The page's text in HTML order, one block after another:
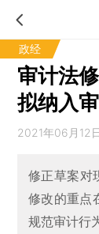
政经
审计法
拟纳入
2021年06月12
修正草案对
修改的重点
规范审计行